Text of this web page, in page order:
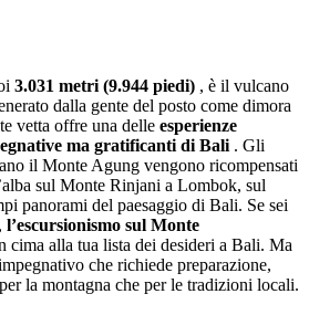
3.031 metri (9.944 piedi) , è il vulcano
dalla gente del posto come dimora
vetta offre una delle esperienze
ma gratificanti di Bali . Gli
il Monte Agung vengono ricompensati
sul Monte Rinjani a Lombok, sul
panorami del paesaggio di Bali. Se sei
l’escursionismo sul Monte
cima alla tua lista dei desideri a Bali. Ma
che richiede preparazione,
la montagna che per le tradizioni locali.